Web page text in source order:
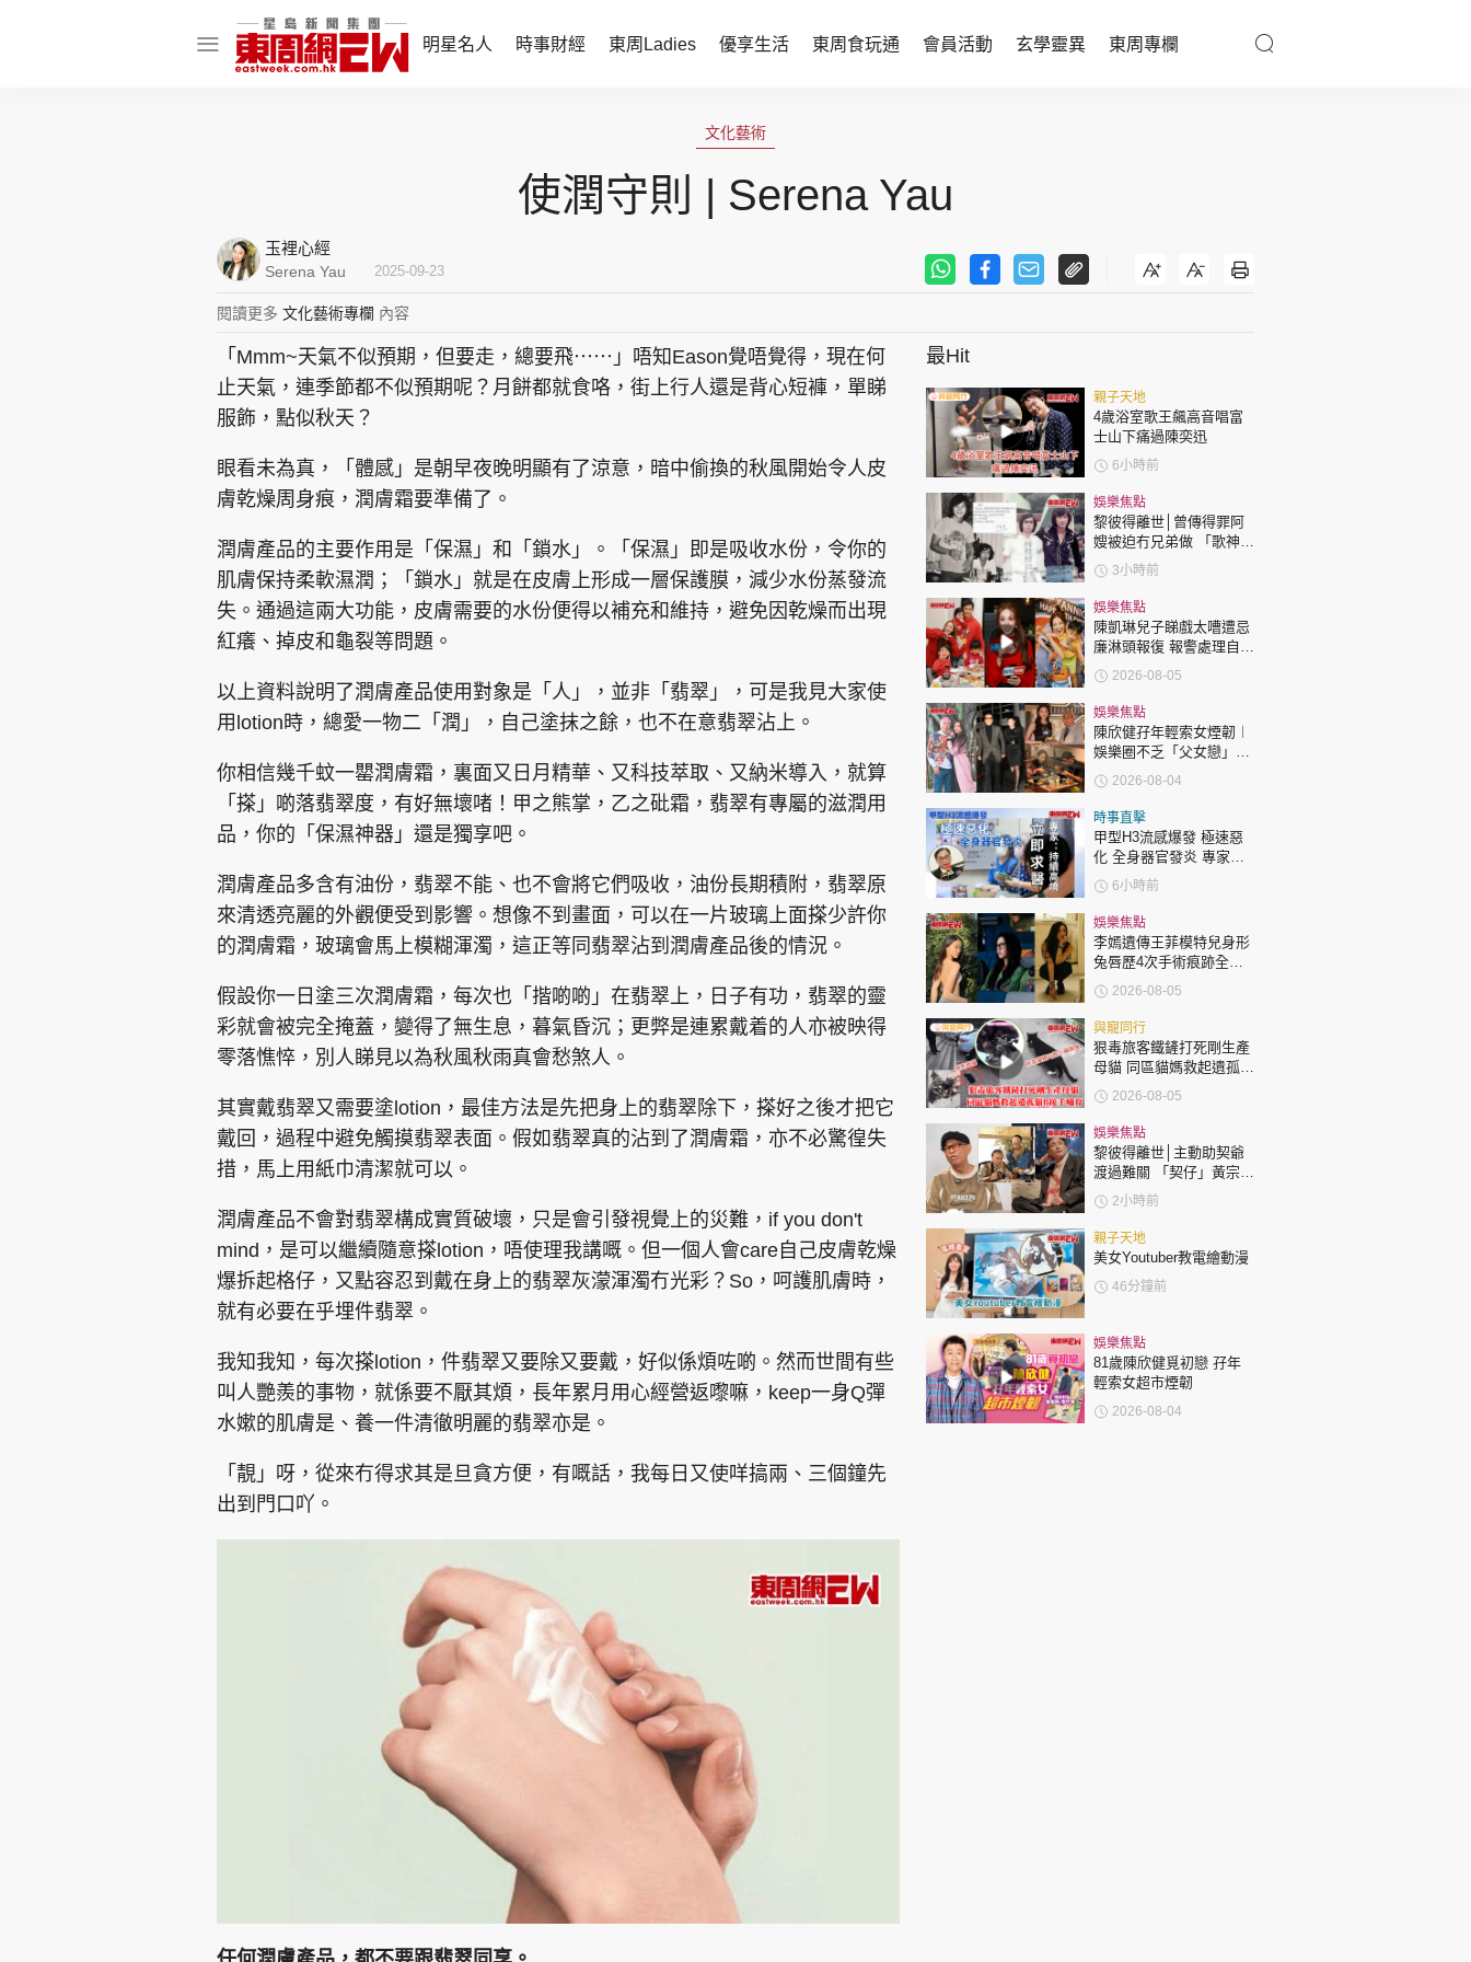
明星名人 時事財經 東周Ladies 優享生活 東周食玩通 會員活動 玄學靈異 東周專欄
東姑熱話
時事直擊
財經智庫
東周Ladies
時尚生活
與寵同行
東周食玩通
樂在灣區
會員活動 玄學靈異
鬼靈精怪 威師兄
娛樂名人
文化藝術
時政財經
健康生活
飲食旅遊
集團旗下品牌
星島環球 The Standard 親子王
關於我們 聯絡我們 隱私政策聲明 使用條款 版權及免責聲明 Copyright © 東周網 版權所有 . 不得轉載 ©Eastweek.com.hk. All rights reserved.
文化藝術
使潤守則 | Serena Yau
玉裡心經
Serena Yau 2025-09-23
閱讀更多 文化藝術專欄 內容
「Mmm~天氣不似預期，但要走，總要飛⋯⋯」唔知Eason覺唔覺得，現在何
止天氣，連季節都不似預期呢？月餅都就食咯，街上行人還是背心短褲，單睇
服飾，點似秋天？
眼看未為真，「體感」是朝早夜晚明顯有了涼意，暗中偷換的秋風開始令人皮
膚乾燥周身痕，潤膚霜要準備了。
潤膚產品的主要作用是「保濕」和「鎖水」。「保濕」即是吸收水份，令你的
肌膚保持柔軟濕潤；「鎖水」就是在皮膚上形成一層保護膜，減少水份蒸發流
失。通過這兩大功能，皮膚需要的水份便得以補充和維持，避免因乾燥而出現
紅癢、掉皮和龜裂等問題。
以上資料說明了潤膚產品使用對象是「人」，並非「翡翠」，可是我見大家使
用lotion時，總愛一物二「潤」，自己塗抹之餘，也不在意翡翠沾上。
你相信幾千蚊一罌潤膚霜，裏面又日月精華、又科技萃取、又納米導入，就算
「搽」啲落翡翠度，有好無壞啫！甲之熊掌，乙之砒霜，翡翠有專屬的滋潤用
品，你的「保濕神器」還是獨享吧。
潤膚產品多含有油份，翡翠不能、也不會將它們吸收，油份長期積附，翡翠原
來清透亮麗的外觀便受到影響。想像不到畫面，可以在一片玻璃上面搽少許你
的潤膚霜，玻璃會馬上模糊渾濁，這正等同翡翠沾到潤膚產品後的情況。
假設你一日塗三次潤膚霜，每次也「揩啲啲」在翡翠上，日子有功，翡翠的靈
彩就會被完全掩蓋，變得了無生息，暮氣昏沉；更弊是連累戴着的人亦被映得
零落憔悴，別人睇見以為秋風秋雨真會愁煞人。
其實戴翡翠又需要塗lotion，最佳方法是先把身上的翡翠除下，搽好之後才把它
戴回，過程中避免觸摸翡翠表面。假如翡翠真的沾到了潤膚霜，亦不必驚徨失
措，馬上用紙巾清潔就可以。
潤膚產品不會對翡翠構成實質破壞，只是會引發視覺上的災難，if you don't
mind，是可以繼續隨意搽lotion，唔使理我講嘅。但一個人會care自己皮膚乾燥
爆拆起格仔，又點容忍到戴在身上的翡翠灰濛渾濁冇光彩？So，呵護肌膚時，
就有必要在乎埋件翡翠。
我知我知，每次搽lotion，件翡翠又要除又要戴，好似係煩咗啲。然而世間有些
叫人艷羨的事物，就係要不厭其煩，長年累月用心經營返嚟嘛，keep一身Q彈
水嫰的肌膚是、養一件清徹明麗的翡翠亦是。
「靚」呀，從來冇得求其是旦貪方便，有嘅話，我每日又使咩搞兩、三個鐘先
出到門口吖。
最Hit
親子天地
4歲浴室歌王飆高音唱富
士山下痛過陳奕迅
6小時前
娛樂焦點
黎彼得離世│曾傳得罪阿
嫂被迫冇兄弟做 「歌神」
許冠傑親筆撰寫悼念忘友
3小時前
娛樂焦點
陳凱琳兒子睇戲太嘈遭忌
廉淋頭報復 報警處理自責
護子不力 歐錦棠陳倩揚齊
表態「媽媽有責任」
2026-08-05
娛樂焦點
陳欣健孖年輕索女煙韌︱
娛樂圈不乏「父女戀」
「爺孫戀」 年齡差距最大
達51歲 最受矚目有李龍
基謝賢
2026-08-04
時事直擊
甲型H3流感爆發 極速惡
化 全身器官發炎 專家：
持續高燒要立即求醫
6小時前
娛樂焦點
李嫣遺傳王菲模特兒身形
兔唇歷4次手術痕跡全消
變身美少女顏值升級
2026-08-05
與寵同行
狠毒旅客鐵鏟打死剛生產
母貓 同區貓媽救起遺孤貓
B接手哺育
2026-08-05
娛樂焦點
黎彼得離世│主動助契爺
渡過難關 「契仔」黃宗
澤：他的笑聲同精神永遠
陪伴住大家！
2小時前
親子天地
美女Youtuber教電繪動漫
46分鐘前
娛樂焦點
81歲陳欣健覓初戀 孖年
輕索女超市煙韌
2026-08-04